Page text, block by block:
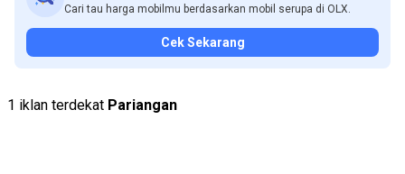
Cari tau harga mobilmu berdasarkan mobil serupa di OLX.
Cek Sekarang
1 iklan terdekat Pariangan